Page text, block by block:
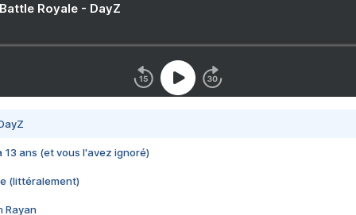
Royale - DayZ
13 ans (et vous l'avez ignoré)
(littéralement)
Rayan